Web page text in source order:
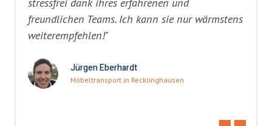
freundlichen Teams. Ich kann sie nur wärmstens
weiterempfehlen!"
Jürgen Eberhardt
Möbeltransport in Recklinghausen